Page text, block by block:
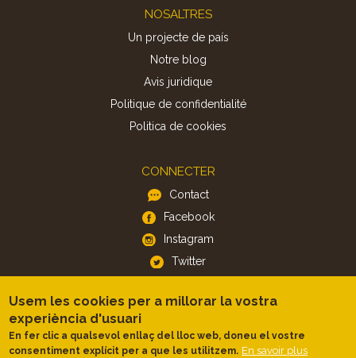
NOSALTRES
Un projecte de país
Notre blog
Avis juridique
Politique de confidentialité
Politica de cookies
CONNECTER
Contact
Facebook
Instagram
Twitter
APP
iOS
Android
Usem les cookies per a millorar la vostra
experiència d'usuari
En fer clic a qualsevol enllaç del lloc web, doneu el vostre
consentiment explícit per a que les utilitzem. En savoir plus